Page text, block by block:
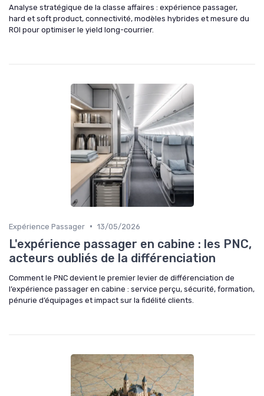
Analyse stratégique de la classe affaires : expérience passager,
hard et soft product, connectivité, modèles hybrides et mesure du
ROI pour optimiser le yield long-courrier.
Expérience Passager • 13/05/2026
L'expérience passager en cabine : les PNC,
acteurs oubliés de la différenciation
Comment le PNC devient le premier levier de différenciation de
l’expérience passager en cabine : service perçu, sécurité, formation,
pénurie d’équipages et impact sur la fidélité clients.